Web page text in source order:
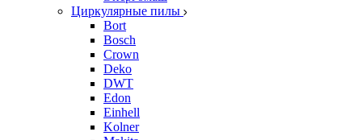
Циркулярные пилы
Bort
Bosch
Crown
Deko
DWT
Edon
Einhell
Kolner